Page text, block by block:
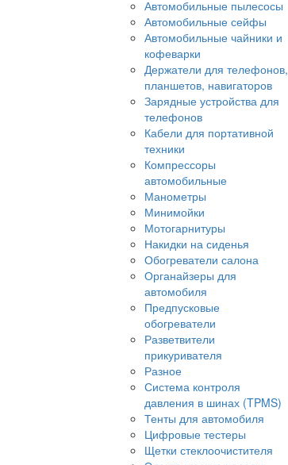
Автомобильные пылесосы
Автомобильные сейфы
Автомобильные чайники и
кофеварки
Держатели для телефонов,
планшетов, навигаторов
Зарядные устройства для
телефонов
Кабели для портативной
техники
Компрессоры
автомобильные
Манометры
Минимойки
Мотогарнитуры
Накидки на сиденья
Обогреватели салона
Органайзеры для
автомобиля
Предпусковые
обогреватели
Разветвители
прикуривателя
Разное
Система контроля
давления в шинах (TPMS)
Тенты для автомобиля
Цифровые тестеры
Щетки стеклоочистителя